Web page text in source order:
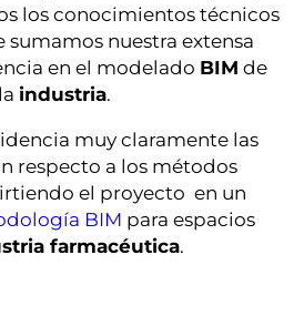
los conocimientos técnicos
sumamos nuestra extensa
en el modelado BIM de
industria.
muy claramente las
respecto a los métodos
el proyecto en un
BIM para espacios
farmacéutica.